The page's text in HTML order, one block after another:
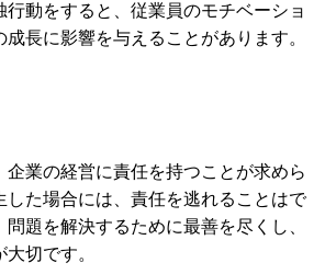
動をすると、従業員のモチベーショ
長に影響を与えることがあります。
企業の経営に責任を持つことが求めら
した場合には、責任を逃れることはで
題を解決するために最善を尽くし、
切です。